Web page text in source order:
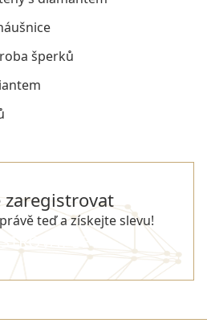
šperků
zaregistrovat
teď a získejte slevu!
SE